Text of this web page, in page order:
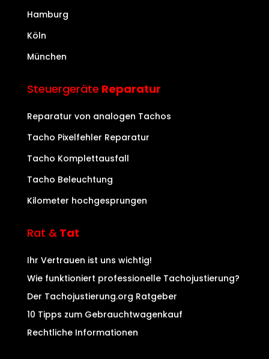
Hamburg
Köln
München
Steuergeräte Reparatur
Reparatur von analogen Tachos
Tacho Pixelfehler Reparatur
Tacho Komplettausfall
Tacho Beleuchtung
Kilometer hochgesprungen
Rat &Tat
Ihr Vertrauen ist uns wichtig!
Wie funktioniert professionelle Tachojustierung?
Der Tachojustierung.org Ratgeber
10 Tipps zum Gebrauchtwagenkauf
Rechtliche Informationen